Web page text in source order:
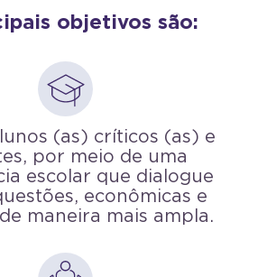
objetivos são:
(as) críticos (as) e
por meio de uma
escolar que dialogue
econômicas e
maneira mais ampla.